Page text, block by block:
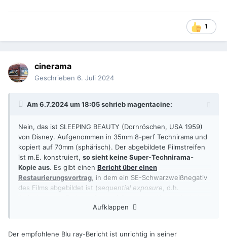
1
cinerama
Geschrieben 6. Juli 2024
Am 6.7.2024 um 18:05 schriebmagentacine:
Nein, das ist SLEEPING BEAUTY (Dornröschen, USA 1959)
von Disney. Aufgenommen in 35mm 8-perf Technirama und
kopiert auf 70mm (sphärisch). Der abgebildete Filmstreifen
ist m.E. konstruiert, so sieht keine Super-Technirama-
Kopie aus. Es gibt einen Bericht über einen
Restaurierungsvortrag, in dem ein SE-Schwarzweißnegativ
des Films abgebildet ist (sequential exposure, d.h.
diesem Film zusätzlich mit anamorpher Kompression 1,5x).
Aufklappen
Der empfohlene Blu ray-Bericht ist unrichtig in seiner